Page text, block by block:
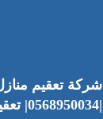
شركة تعقيم
|0568950034| تعقيم فلل